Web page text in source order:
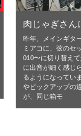
肉じゃぎさ
昨年、メインギタ
ミアコに、弦のセ
010〜に切り替え
に出音が細く感じ
るようになってい
やピックアップの
が、同じ箱モ